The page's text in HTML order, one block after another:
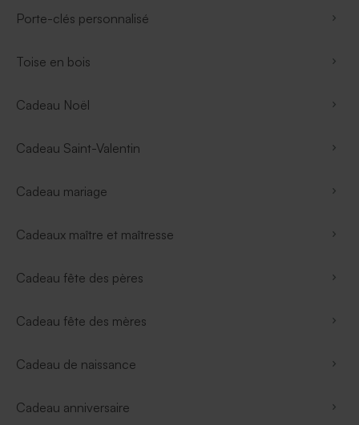
Porte-clés personnalisé
Toise en bois
Cadeau Noël
Cadeau Saint-Valentin
Cadeau mariage
Cadeaux maître et maîtresse
Cadeau fête des pères
Cadeau fête des mères
Cadeau de naissance
Cadeau anniversaire